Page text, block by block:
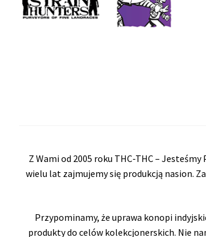
Z Wami od 2005 roku THC-THC –
wielu lat zajmujemy się produkcją nasion.
Przypominamy, że uprawa konopi
produkty do celów kolekcjonerskich. Nie